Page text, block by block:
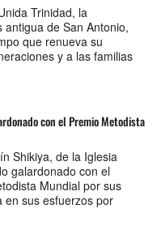
Trinidad, la
de San Antonio,
que renueva su
y a las familias
con el Premio Metodista
Shikiya, de la Iglesia
galardonado con el
Mundial por sus
en sus esfuerzos por